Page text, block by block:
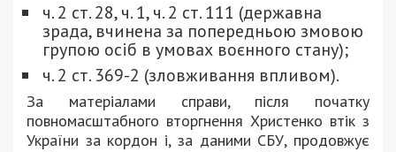
ч. 2 ст. 28, ч. 1, ч. 2 ст. 111 (державна
зрада, вчинена за попередньою змовою
групою осіб в умовах воєнного стану);
ч. 2 ст. 369-2 (зловживання впливом).
За матеріалами справи, після початку
повномасштабного вторгнення Христенко втік з
України за кордон і, за даними СБУ, продовжує